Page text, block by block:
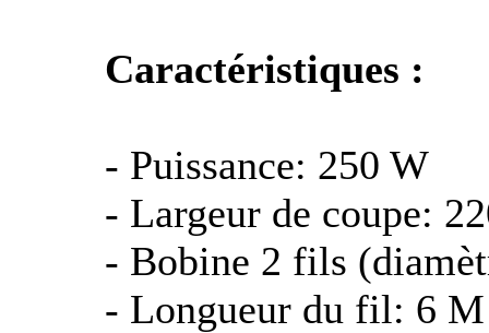
Caractéristiques :
- Puissance: 250 W
- Largeur de coupe:
- Bobine 2 fils
- Longueur du fil: 6 M